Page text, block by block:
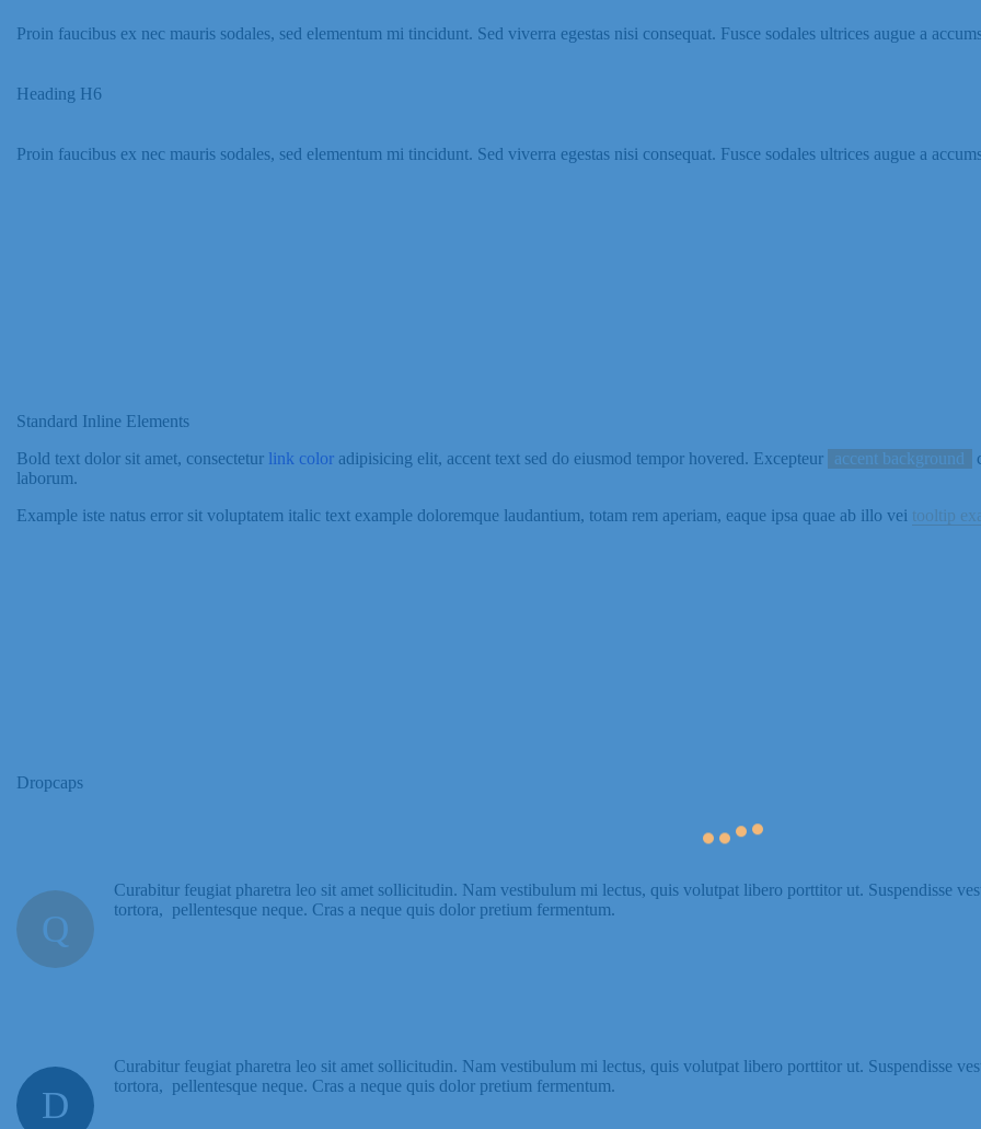
Proin faucibus ex nec mauris sodales, sed elementum mi tincidunt. Sed viverra egestas nisi consequat. Fusce sodales ultrices augue a
Heading H6
Proin faucibus ex nec mauris sodales, sed elementum mi tincidunt. Sed viverra egestas nisi consequat. Fusce sodales ultrices augue a
Standard Inline Elements
Bold text dolor sit amet, consectetur link color adipisicing elit, accent text sed do eiusmod tempor hovered. Excepteur accent background
laborum.
Example iste natus error sit voluptatem italic text example doloremque laudantium, totam rem aperiam, eaque ipsa quae ab illo vei tooltip
Dropcaps
Q
Curabitur feugiat pharetra leo sit amet sollicitudin. Nam vestibulum mi lectus, quis volutpat libero porttitor ut. Suspendisse
tortora, pellentesque neque. Cras a neque quis dolor pretium fermentum.
D
Curabitur feugiat pharetra leo sit amet sollicitudin. Nam vestibulum mi lectus, quis volutpat libero porttitor ut. Suspendisse
tortora, pellentesque neque. Cras a neque quis dolor pretium fermentum.